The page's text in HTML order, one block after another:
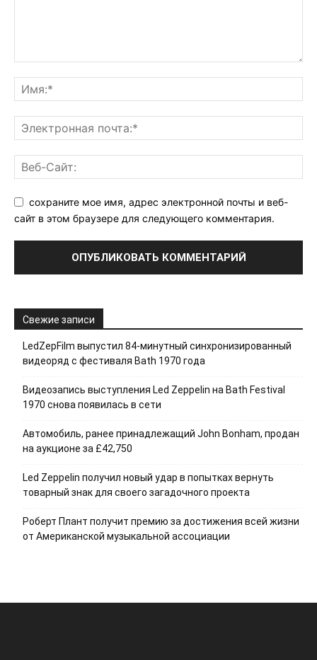
сохраните мое имя, адрес электронной почты и веб-
сайт в этом браузере для следующего комментария.
Свежие записи
LedZepFilm выпустил 84-минутный синхронизированный
видеоряд с фестиваля Bath 1970 года
Видеозапись выступления Led Zeppelin на Bath Festival
1970 снова появилась в сети
Автомобиль, ранее принадлежащий John Bonham, продан
на аукционе за £42,750
Led Zeppelin получил новый удар в попытках вернуть
товарный знак для своего загадочного проекта
Роберт Плант получит премию за достижения всей жизни
от Американской музыкальной ассоциации